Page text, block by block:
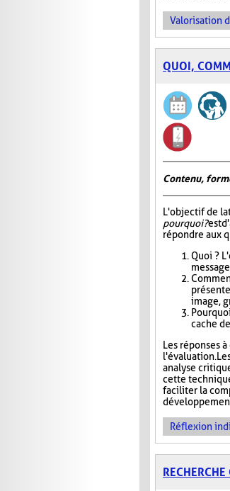
Valorisation
QUOI,
Contenu,
L'objectif de la
pourquoi?est
répondre aux
Quoi ?
image,
cache
Les réponses
l'évaluation.
analyse
cette
faciliter la
Réflexion
RECHERCHE